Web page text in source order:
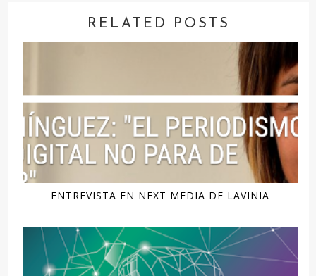
RELATED POSTS
ENTREVISTA EN NEXT MEDIA DE LAVINIA